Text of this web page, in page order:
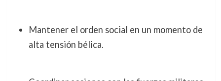
Mantener el orden social en un momento de
alta tensión bélica.